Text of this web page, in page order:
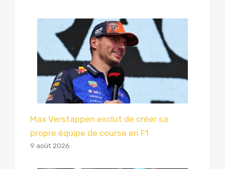
Max Verstappen exclut de créer sa
propre équipe de course en F1
9 août 2026